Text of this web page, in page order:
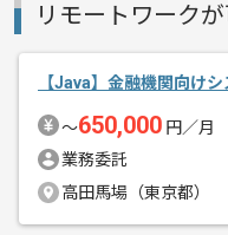
リモートワーク
【Java】金融機関向け
〜650,000 円／月
業務委託
高田馬場（東京都）